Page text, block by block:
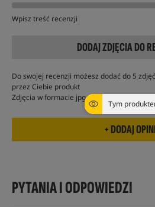
Tym
Wpisz treść recenzji
DODAJ ZDJĘCIA DO
Do swojej recenzji możesz dodać do 5
przez Ciebie produkt
Zdjęcia w formacie jpg, nie powinny
PYTANIA I ODPOWIEDZI